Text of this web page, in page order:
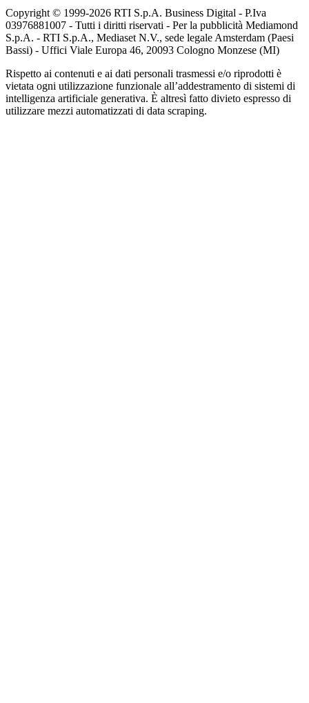
Copyright © 1999-2026 RTI S.p.A. Business Digital - P.Iva
03976881007 - Tutti i diritti riservati - Per la pubblicità Mediamond
S.p.A. - RTI S.p.A., Mediaset N.V., sede legale Amsterdam (Paesi
Bassi) - Uffici Viale Europa 46, 20093 Cologno Monzese (MI)
Rispetto ai contenuti e ai dati personali trasmessi e/o riprodotti è
vietata ogni utilizzazione funzionale all’addestramento di sistemi di
intelligenza artificiale generativa. È altresì fatto divieto espresso di
utilizzare mezzi automatizzati di data scraping.